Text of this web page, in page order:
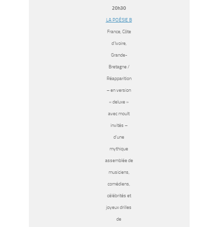
20h30
LA POÉSIE B
France, Côte
d’Ivoire,
Grande-
Bretagne /
Réapparition
– en version
« deluxe »
avec moult
invités –
d’une
mythique
assemblée de
musiciens,
comédiens,
célébrités et
joyeux drilles
de